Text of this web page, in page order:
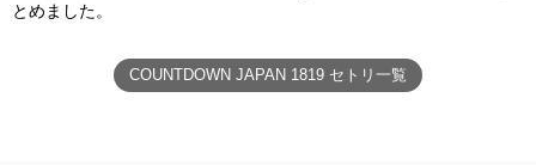
とめました。
COUNTDOWN JAPAN 1819 セトリ一覧